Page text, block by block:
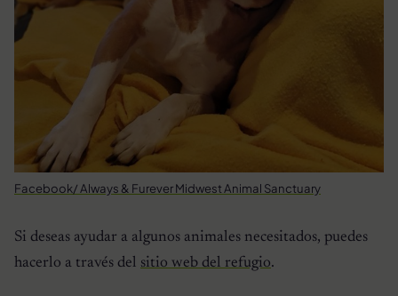
Facebook/ Always & Furever Midwest Animal Sanctuary
Si deseas ayudar a algunos animales necesitados, puedes
hacerlo a través del sitio web del refugio.